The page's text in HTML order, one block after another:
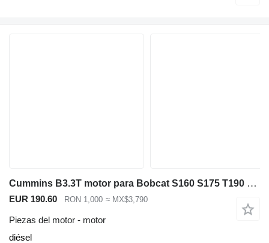
Cummins B3.3T motor para Bobcat S160 S175 T190 minicargadora
EUR 190.60 RON 1,000 ≈ MX$3,790
Piezas del motor - motor
diésel